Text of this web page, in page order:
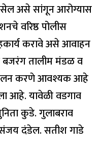
असे सांगून आरोग्यास
वरिष्ठ पोलीस
करावे असे आवाहन
बजरंग तालीम मंडळ व
पालन करणे आवश्यक आहे
आहे. यावेळी वडगाव
कुडे. गुलाबराव
संजय दंडेल. सतीश गाडे